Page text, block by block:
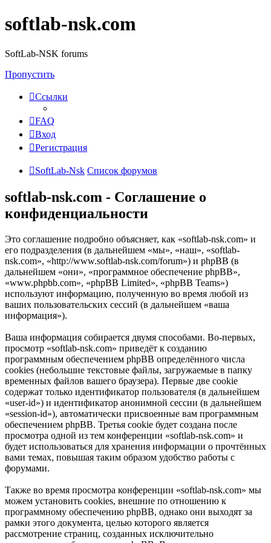
softlab-nsk.com
SoftLab-NSK forums
Пропустить
Ссылки
FAQ
Вход
Регистрация
SoftLab-Nsk Список форумов
softlab-nsk.com - Соглашение о
конфиденциальности
Это соглашение подробно объясняет, как «softlab-nsk.com» и
его подразделения (в дальнейшем «мы», «наш», «softlab-
nsk.com», «http://www.softlab-nsk.com/forum») и phpBB (в
дальнейшем «они», «программное обеспечение phpBB»,
«www.phpbb.com», «phpBB Limited», «phpBB Teams»)
используют информацию, полученную во время любой из
ваших пользовательских сессий (в дальнейшем «ваша
информация»).
Ваша информация собирается двумя способами. Во-первых,
просмотр «softlab-nsk.com» приведёт к созданию
программным обеспечением phpBB определённого числа
cookies (небольшие текстовые файлы, загружаемые в папку
временных файлов вашего браузера). Первые две cookie
содержат только идентификатор пользователя (в дальнейшем
«user-id») и идентификатор анонимной сессии (в дальнейшем
«session-id»), автоматически присвоенные вам программным
обеспечением phpBB. Третья cookie будет создана после
просмотра одной из тем конференции «softlab-nsk.com» и
будет использоваться для хранения информации о прочтённых
вами темах, повышая таким образом удобство работы с
форумами.
Также во время просмотра конференции «softlab-nsk.com» мы
можем установить cookies, внешние по отношению к
программному обеспечению phpBB, однако они выходят за
рамки этого документа, целью которого является
рассмотрение страниц, созданных исключительно